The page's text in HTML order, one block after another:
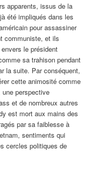
apparents, issus de la
été impliqués dans les
pour assassiner
communiste, et ils
le président
sa trahison pendant
la suite. Par conséquent,
cette animosité comme
une perspective
et de nombreux autres
est mort aux mains des
par sa faiblesse à
sentiments qui
cercles politiques de